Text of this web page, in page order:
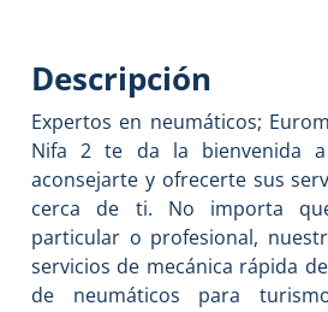
Descripción
Expertos en neumáticos;
Nifa 2 te da la bienvenida
aconsejarte y ofrecerte sus
cerca de ti. No importa
particular o profesional,
servicios de mecánica rápida
de neumáticos para